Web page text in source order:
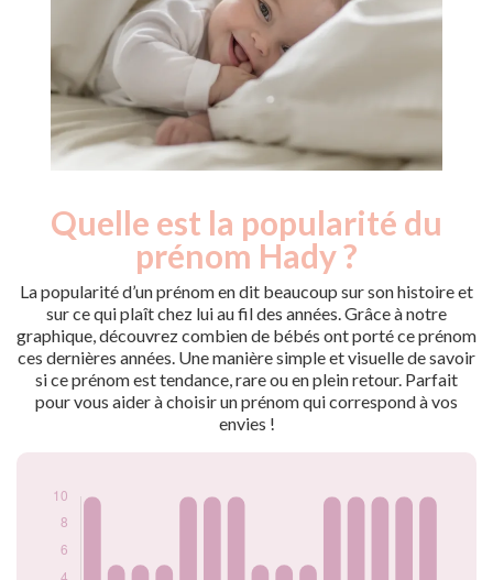
Quelle est la popularité du
prénom Hady ?
La popularité d’un prénom en dit beaucoup sur son histoire et
sur ce qui plaît chez lui au fil des années. Grâce à notre
graphique, découvrez combien de bébés ont porté ce prénom
ces dernières années. Une manière simple et visuelle de savoir
si ce prénom est tendance, rare ou en plein retour. Parfait
pour vous aider à choisir un prénom qui correspond à vos
envies !
Année
Nouveaux-
nés
2010
10
2011
5
2012
5
2013
5
2014
10
2015
10
2019